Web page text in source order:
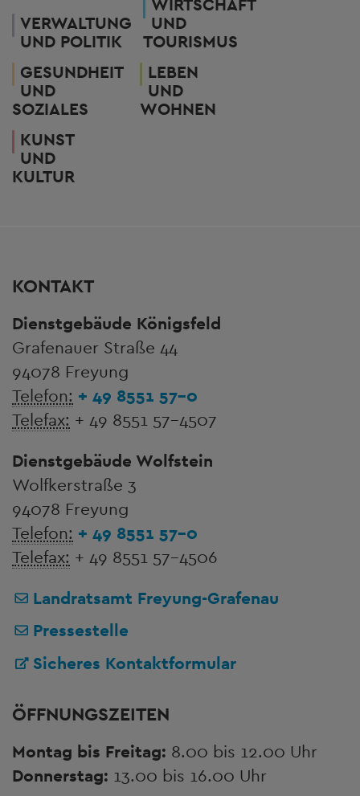
VERWALTUNG
UND POLITIK
UND
TOURISMUS
GESUNDHEIT
UND
SOZIALES
LEBEN
UND
WOHNEN
KUNST
UND
KULTUR
KONTAKT
Dienstgebäude Königsfeld
Grafenauer Straße 44
94078 Freyung
Telefon: + 49 8551 57-0
Telefax: + 49 8551 57-4507
Dienstgebäude Wolfstein
Wolfkerstraße 3
94078 Freyung
Telefon: + 49 8551 57-0
Telefax: + 49 8551 57-4506
Landratsamt Freyung-Grafenau
Pressestelle
Sicheres Kontaktformular
ÖFFNUNGSZEITEN
Montag bis Freitag: 8.00 bis 12.00 Uhr
Donnerstag: 13.00 bis 16.00 Uhr